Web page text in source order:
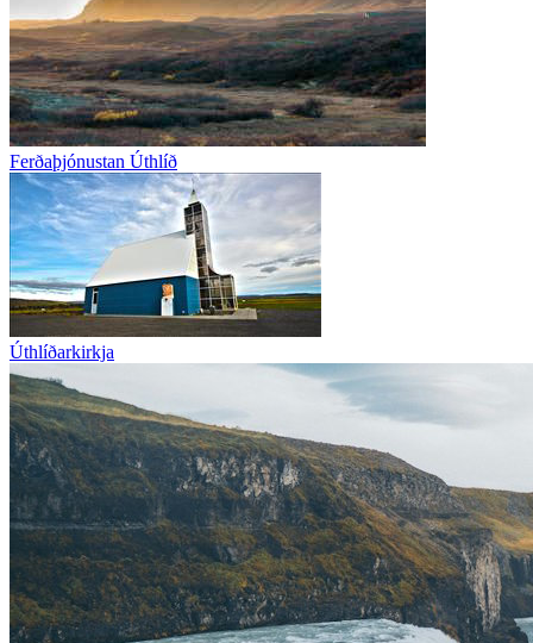
Ferðaþjónustan Úthlíð
Úthlíðarkirkja